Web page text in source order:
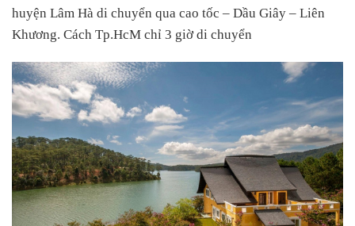
huyện Lâm Hà di chuyển qua cao tốc – Dầu Giây – Liên
Khương. Cách Tp.HcM chỉ 3 giờ di chuyển